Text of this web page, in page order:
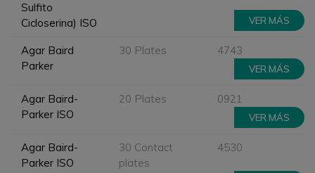
Sulfito
Cicloserina) ISO
VER MÁS
Agar Baird
Parker
30 Plates 4743
VER MÁS
Agar Baird-
Parker ISO
20 Plates 0921
VER MÁS
Agar Baird-
Parker ISO
30 Contact
plates
4530